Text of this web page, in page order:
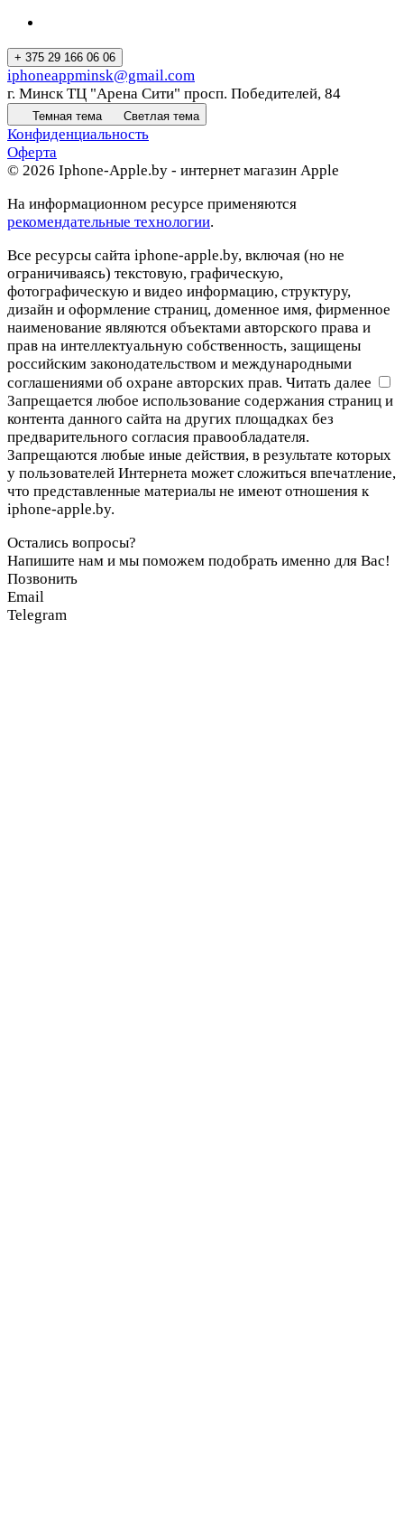
+ 375 29 166 06 06
iphoneappminsk@gmail.com
г. Минск ТЦ "Арена Сити" просп. Победителей, 84
Темная тема Светлая тема
Конфиденциальность
Оферта
© 2026 Iphone-Apple.by - интернет магазин Apple
На информационном ресурсе применяются
рекомендательные технологии.
Все ресурсы сайта iphone-apple.by, включая (но не
ограничиваясь) текстовую, графическую,
фотографическую и видео информацию, структуру,
дизайн и оформление страниц, доменное имя, фирменное
наименование являются объектами авторского права и
прав на интеллектуальную собственность, защищены
российским законодательством и международными
соглашениями об охране авторских прав. Читать далее
Запрещается любое использование содержания страниц и
контента данного сайта на других площадках без
предварительного согласия правообладателя.
Запрещаются любые иные действия, в результате которых
у пользователей Интернета может сложиться впечатление,
что представленные материалы не имеют отношения к
iphone-apple.by.
Остались вопросы?
Напишите нам и мы поможем подобрать именно для Вас!
Позвонить
Email
Telegram